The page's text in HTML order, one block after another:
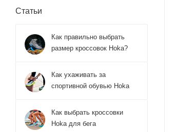
Статьи
Как правильно выбрать
размер кроссовок Hoka?
Как ухаживать за
спортивной обувью Hoka
Как выбрать кроссовки
Hoka для бега